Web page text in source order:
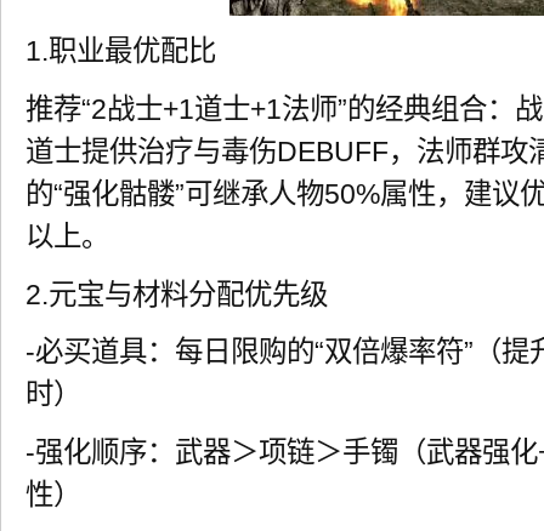
1.职业最优配比
推荐“2战士+1道士+1法师”的经典组合：
道士提供治疗与毒伤DEBUFF，法师群攻
的“强化骷髅”可继承人物50%属性，建议
以上。
2.元宝与材料分配优先级
-必买道具：每日限购的“双倍爆率符”（
时）
-强化顺序：武器＞项链＞手镯（武器强
性）